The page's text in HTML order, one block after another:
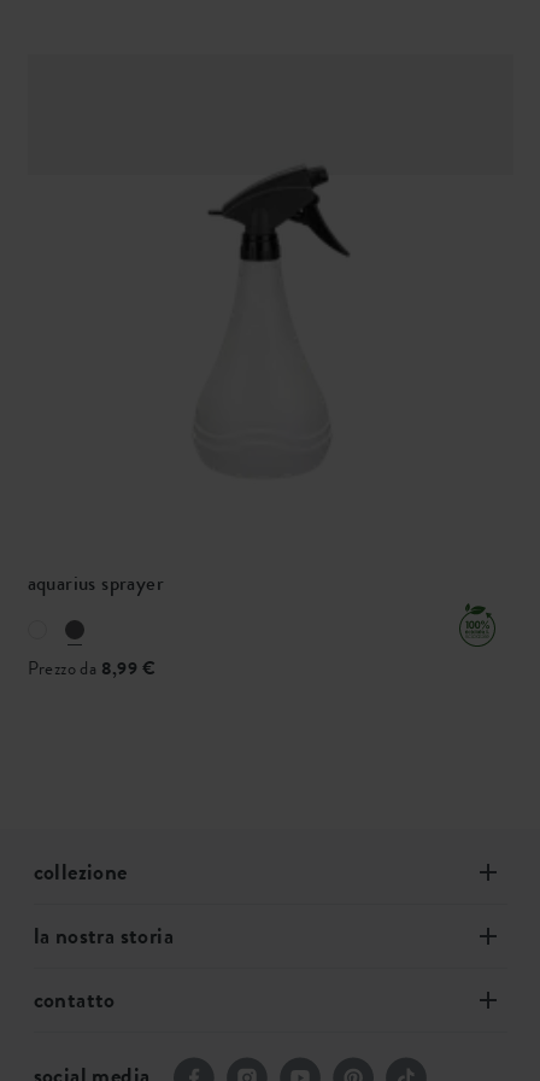
aquarius sprayer
Prezzo da 8,99 €
collezione
la nostra storia
contatto